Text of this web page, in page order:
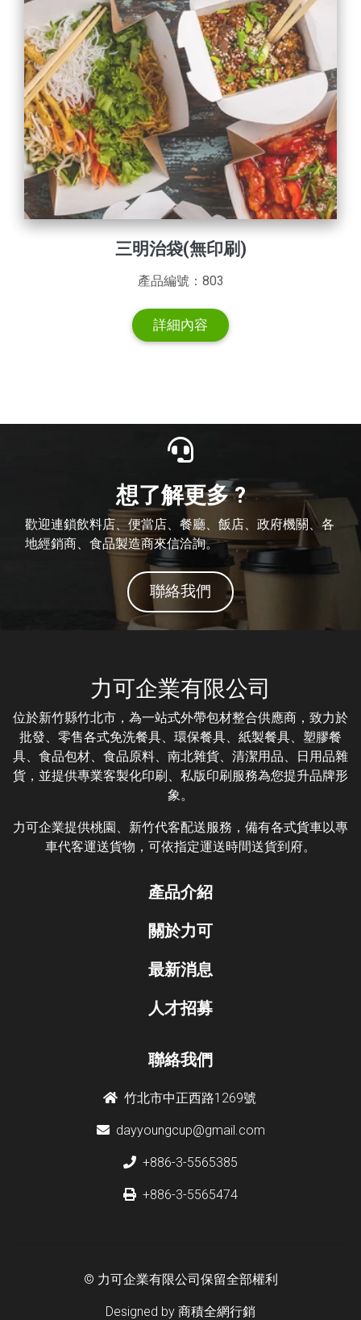
三明治袋(無印刷)
產品編號：803
詳細內容
想了解更多 ?
歡迎連鎖飲料店、便當店、餐廳、飯店、政府機關、各
地經銷商、食品製造商來信洽詢。
聯絡我們
力可企業有限公司
位於新竹縣竹北市，為一站式外帶包材整合供應商，致力於
批發、零售各式免洗餐具、環保餐具、紙製餐具、塑膠餐
具、食品包材、食品原料、南北雜貨、清潔用品、日用品雜
貨，並提供專業客製化印刷、私版印刷服務為您提升品牌形
象。
力可企業提供桃園、新竹代客配送服務，備有各式貨車以專
車代客運送貨物，可依指定運送時間送貨到府。
產品介紹
關於力可
最新消息
人才招募
聯絡我們
竹北市中正西路1269號
dayyoungcup@gmail.com
+886-3-5565385
+886-3-5565474
© 力可企業有限公司保留全部權利
Designed by 商積全網行銷